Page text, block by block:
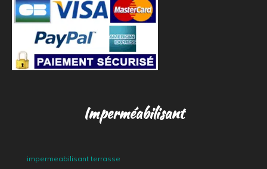
Imperméabilisant
impermeabilisant terrasse